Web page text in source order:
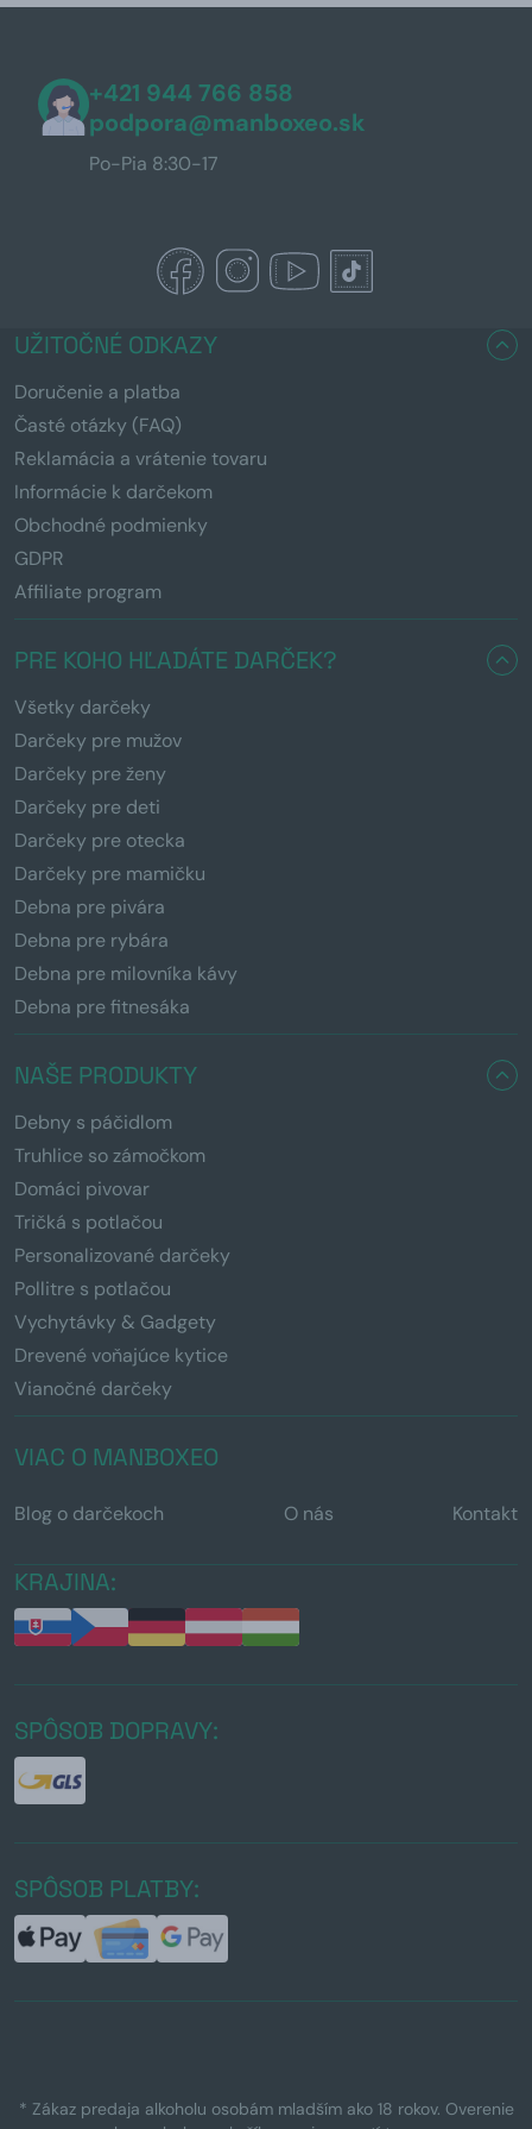
+421 944 766 858
podpora@manboxeo.sk
Po-Pia 8:30-17
UŽITOČNÉ ODKAZY
Doručenie a platba
Časté otázky (FAQ)
Reklamácia a vrátenie tovaru
Informácie k darčekom
Obchodné podmienky
GDPR
Affiliate program
PRE KOHO HĽADÁTE DARČEK?
Všetky darčeky
Darčeky pre mužov
Darčeky pre ženy
Darčeky pre deti
Darčeky pre otecka
Darčeky pre mamičku
Debna pre pivára
Debna pre rybára
Debna pre milovníka kávy
Debna pre fitnesáka
NAŠE PRODUKTY
Debny s páčidlom
Truhlice so zámočkom
Domáci pivovar
Tričká s potlačou
Personalizované darčeky
Pollitre s potlačou
Vychytávky & Gadgety
Drevené voňajúce kytice
Vianočné darčeky
VIAC O MANBOXEO
Blog o darčekoch O nás Kontakt
KRAJINA:
SPÔSOB DOPRAVY:
SPÔSOB PLATBY:
* Zákaz predaja alkoholu osobám mladším ako 18 rokov. Overenie